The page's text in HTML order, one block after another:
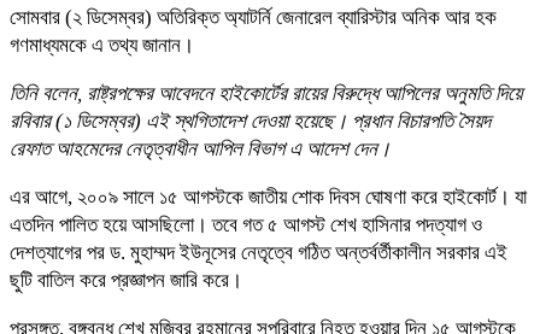
সোমবার (২ ডিসেম্বর) অতিরিক্ত অ্যাটর্নি জেনারেল ব্যারিস্টার অনিক আর হক
গণমাধ্যমকে এ তথ্য জানান।
তিনি বলেন, রাষ্ট্রপক্ষের আবেদনে হাইকোর্টের রায়ের বিরুদ্ধে আপিলের অনুমতি দিয়ে
রবিবার (১ ডিসেম্বর) এই স্থগিতাদেশ দেওয়া হয়েছে। প্রধান বিচারপতি সৈয়দ
রেফাত আহমেদের নেতৃত্বাধীন আপিল বিভাগ এ আদেশ দেন।
এর আগে, ২০০৯ সালে ১৫ আগস্টকে জাতীয় শোক দিবস ঘোষণা করে হাইকোর্ট। যা
এতদিন পালিত হয়ে আসছিলো। তবে গত ৫ আগস্ট শেখ হাসিনার পদত্যাগ ও
দেশত্যাগের পর ড. মুহাম্মদ ইউনূসের নেতৃত্বে গঠিত অন্তর্বর্তীকালীন সরকার এই
ছুটি বাতিল করে প্রজ্ঞাপন জারি করে।
প্রসঙ্গত, বঙ্গবন্ধু শেখ মুজিবুর রহমানের সপরিবারে নিহত হওয়ার দিন ১৫ আগস্টকে